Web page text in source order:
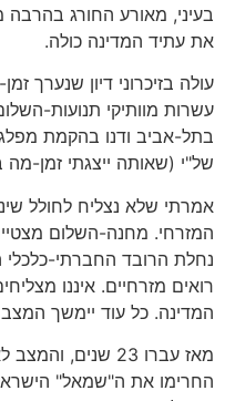
בעיני, מאורע החורג בהרבה
את עתיד המדינה כולה.
עולה בזיכרוני דיון שנערך
עשרות מוותיקי תנועות-
בתל-אביב ודנו בהקמת
של"י (שאותה ייצגתי זמן-
אמרתי שלא נצליח לחולל
המזרחי. מחנה-השלום מצטייר
נחלת הרובד החברתי-כלכלי
רואים מזרחיים. איננו
המדינה. כל עוד יימשך
מאז עברו 23
החרימו את ה"שמאל"